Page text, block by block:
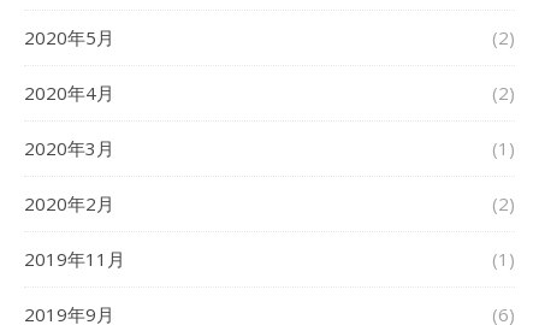
2020年5月 (2)
2020年4月 (2)
2020年3月 (1)
2020年2月 (2)
2019年11月 (1)
2019年9月 (6)